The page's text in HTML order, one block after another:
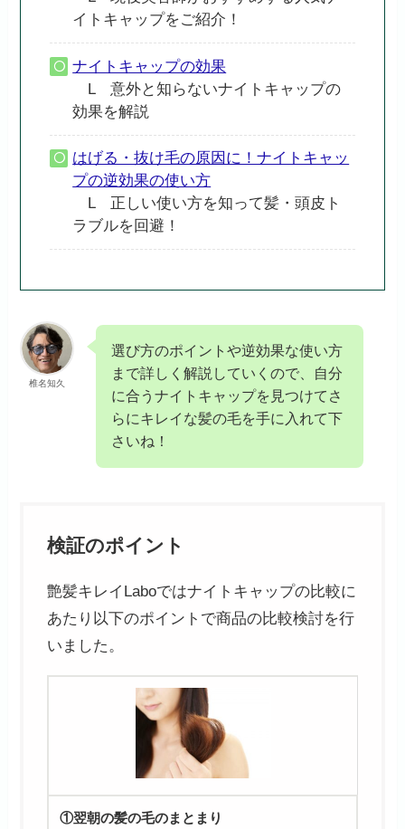
イトキャップをご紹介！
ナイトキャップの効果
L 意外と知らないナイトキャップの
効果を解説
はげる・抜け毛の原因に！ナイトキャッ
プの逆効果の使い方
L 正しい使い方を知って髪・頭皮ト
ラブルを回避！
椎名知久
選び方のポイントや逆効果な使い方
まで詳しく解説していくので、自分
に合うナイトキャップを見つけてさ
らにキレイな髪の毛を手に入れて下
さいね！
検証のポイント
艶髪キレイLaboではナイトキャップの比較に
あたり以下のポイントで商品の比較検討を行
いました。
①翌朝の髪の毛のまとまり